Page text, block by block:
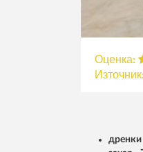
Оценка:
Източник:
дренки